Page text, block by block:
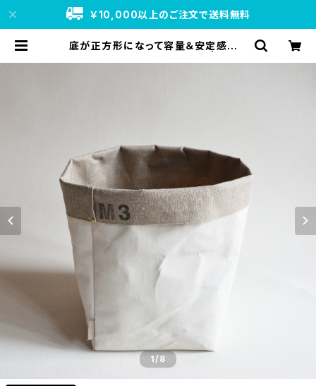
￥10,000以上のご注文で送料無料
底が正方形になって容量＆安定感アッ
1/8